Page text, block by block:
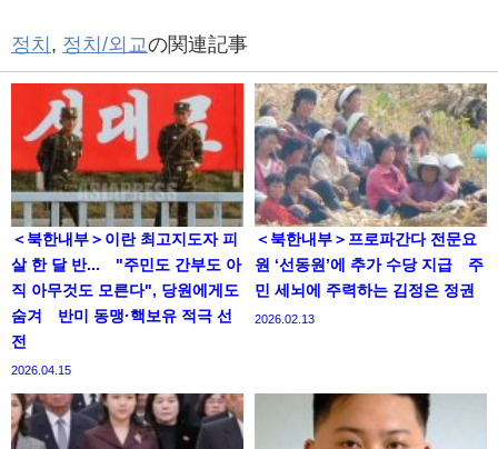
정치 , 정치/외교の関連記事
＜북한내부＞이란 최고지도자 피
살 한 달 반... "주민도 간부도 아
직 아무것도 모른다", 당원에게도
숨겨 반미 동맹·핵보유 적극 선
전
2026.04.15
＜북한내부＞프로파간다 전문요
원 ‘선동원’에 추가 수당 지급 주
민 세뇌에 주력하는 김정은 정권
2026.02.13